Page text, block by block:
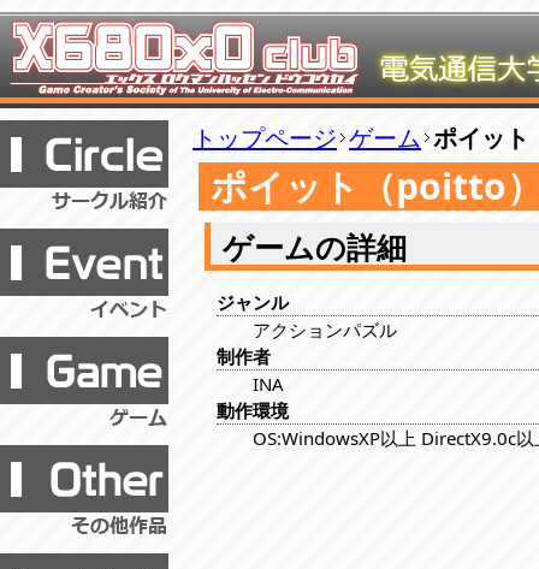
トップページ ゲーム ポイッ
ポイット（poitto
ゲームの詳細
ジャンル
アクションパズル
制作者
INA
動作環境
OS:WindowsXP以上 DirectX9.0c以